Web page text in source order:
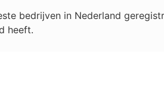
bedrijven in Nederland
heeft.